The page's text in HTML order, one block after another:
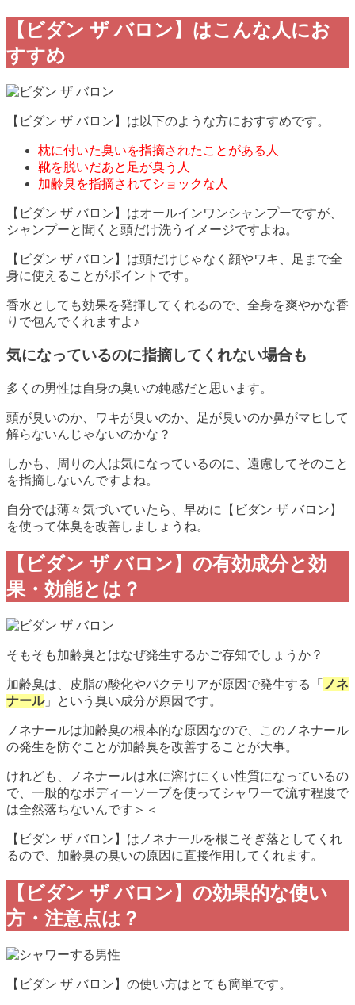
【ビダン ザ バロン】はこんな人にお
すすめ
【ビダン ザ バロン】は以下のような方におすすめです。
枕に付いた臭いを指摘されたことがある人
靴を脱いだあと足が臭う人
加齢臭を指摘されてショックな人
【ビダン ザ バロン】はオールインワンシャンプーですが、
シャンプーと聞くと頭だけ洗うイメージですよね。
【ビダン ザ バロン】は頭だけじゃなく顔やワキ、足まで全
身に使えることがポイントです。
香水としても効果を発揮してくれるので、全身を爽やかな香
りで包んでくれますよ♪
気になっているのに指摘してくれない場合も
多くの男性は自身の臭いの鈍感だと思います。
頭が臭いのか、ワキが臭いのか、足が臭いのか鼻がマヒして
解らないんじゃないのかな？
しかも、周りの人は気になっているのに、遠慮してそのこと
を指摘しないんですよね。
自分では薄々気づいていたら、早めに【ビダン ザ バロン】
を使って体臭を改善しましょうね。
【ビダン ザ バロン】の有効成分と効
果・効能とは？
そもそも加齢臭とはなぜ発生するかご存知でしょうか？
加齢臭は、皮脂の酸化やバクテリアが原因で発生する「 ノネ
ナール」という臭い成分が原因です。
ノネナールは加齢臭の根本的な原因なので、このノネナール
の発生を防ぐことが加齢臭を改善することが大事。
けれども、ノネナールは水に溶けにくい性質になっているの
で、一般的なボディーソープを使ってシャワーで流す程度で
は全然落ちないんです＞＜
【ビダン ザ バロン】はノネナールを根こそぎ落としてくれ
るので、加齢臭の臭いの原因に直接作用してくれます。
【ビダン ザ バロン】の効果的な使い
方・注意点は？
【ビダン ザ バロン】の使い方はとても簡単です。